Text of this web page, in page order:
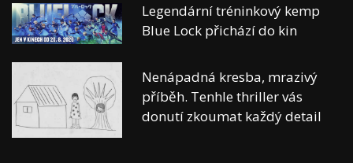
Legendární tréninkový kemp
Blue Lock přichází do kin
Nenápadná kresba, mrazivý
příběh. Tenhle thriller vás
donutí zkoumat každý detail